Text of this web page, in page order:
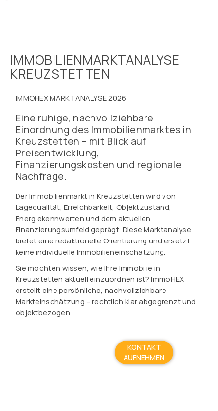
IMMOBILIENMARKTANALYSE
KREUZSTETTEN
IMMOHEX MARKTANALYSE 2026
Eine ruhige, nachvollziehbare
Einordnung des Immobilienmarktes in
Kreuzstetten – mit Blick auf
Preisentwicklung,
Finanzierungskosten und regionale
Nachfrage.
Der Immobilienmarkt in Kreuzstetten wird von
Lagequalität, Erreichbarkeit, Objektzustand,
Energiekennwerten und dem aktuellen
Finanzierungsumfeld geprägt. Diese Marktanalyse
bietet eine redaktionelle Orientierung und ersetzt
keine individuelle Immobilieneinschätzung.
Sie möchten wissen, wie Ihre Immobilie in
Kreuzstetten aktuell einzuordnen ist? ImmoHEX
erstellt eine persönliche, nachvollziehbare
Markteinschätzung – rechtlich klar abgegrenzt und
objektbezogen.
KONTAKT
AUFNEHMEN